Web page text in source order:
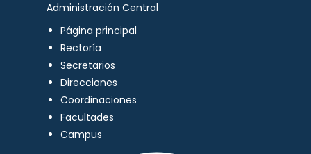
Administración Central
Página principal
Rectoría
Secretarios
Direcciones
Coordinaciones
Facultades
Campus